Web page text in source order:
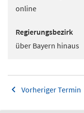
online
Regierungsbezirk
über Bayern hinaus
Vorheriger Termin